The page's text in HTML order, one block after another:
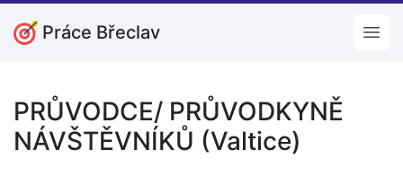
Práce Břeclav
PRŮVODCE/ PRŮVODKYNĚ
NÁVŠTĚVNÍKŮ (Valtice)